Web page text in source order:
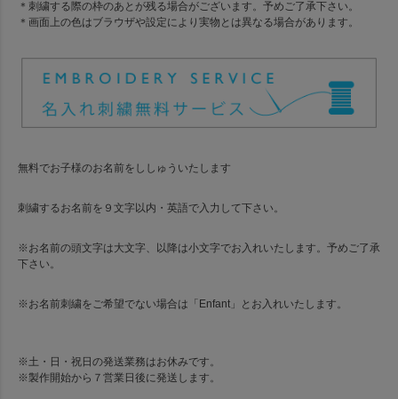
＊刺繍する際の枠のあとが残る場合がございます。予めご了承下さい。
＊画面上の色はブラウザや設定により実物とは異なる場合があります。
無料でお子様のお名前をししゅういたします
刺繍するお名前を９文字以内・英語で入力して下さい。
※お名前の頭文字は大文字、以降は小文字でお入れいたします。予めご了承
下さい。
※お名前刺繍をご希望でない場合は「Enfant」とお入れいたします。
※土・日・祝日の発送業務はお休みです。
※製作開始から７営業日後に発送します。